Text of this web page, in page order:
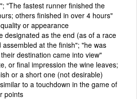
"The fastest runner finished the
others finished in over 4 hours"
or appearance
designated as the end (as of a race
at the finish"; "he was
destination came into view"
or final impression the wine leaves;
or a short one (not desirable)
to a touchdown in the game of
points